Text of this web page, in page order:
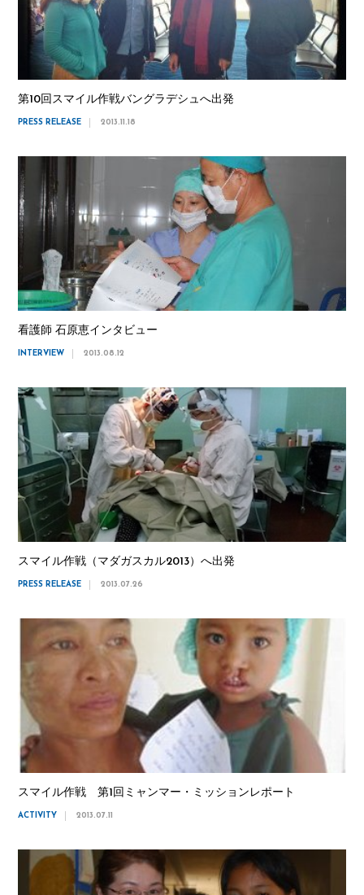
第10回スマイル作戦バングラデシュへ出発
PRESS RELEASE 2013.11.18
看護師 石原恵インタビュー
INTERVIEW 2013.08.12
スマイル作戦（マダガスカル2013）へ出発
PRESS RELEASE 2013.07.26
スマイル作戦 第1回ミャンマー・ミッションレポート
ACTIVITY 2013.07.11